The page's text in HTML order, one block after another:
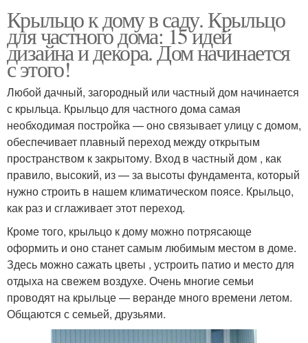
Крыльцо к дому в саду. Крыльцо
для частного дома: 15 идей
дизайна и декора. Дом начинается
с этого!
Любой дачный, загородный или частный дом начинается
с крыльца. Крыльцо для частного дома самая
необходимая постройка — оно связывает улицу с домом,
обеспечивает плавный переход между открытым
пространством к закрытому. Вход в частный дом , как
правило, высокий, из — за высоты фундамента, который
нужно строить в нашем климатическом поясе. Крыльцо,
как раз и сглаживает этот переход.
Кроме того, крыльцо к дому можно потрясающе
оформить и оно станет самым любимым местом в доме.
Здесь можно сажать цветы , устроить патио и место для
отдыха на свежем воздухе. Очень многие семьи
проводят на крыльце — веранде много времени летом.
Общаются с семьей, друзьями.